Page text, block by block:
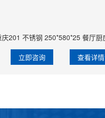
立即咨询 查看详情